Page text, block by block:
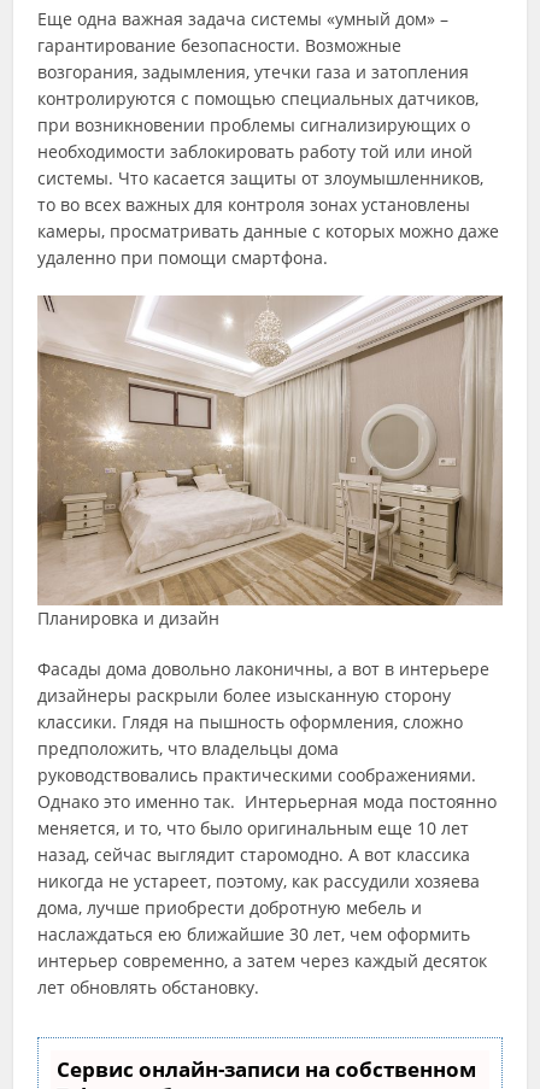
Еще одна важная задача системы «умный дом» –
гарантирование безопасности. Возможные
возгорания, задымления, утечки газа и затопления
контролируются с помощью специальных датчиков,
при возникновении проблемы сигнализирующих о
необходимости заблокировать работу той или иной
системы. Что касается защиты от злоумышленников,
то во всех важных для контроля зонах установлены
камеры, просматривать данные с которых можно даже
удаленно при помощи смартфона.
Планировка и дизайн
Фасады дома довольно лаконичны, а вот в интерьере
дизайнеры раскрыли более изысканную сторону
классики. Глядя на пышность оформления, сложно
предположить, что владельцы дома
руководствовались практическими соображениями.
Однако это именно так. Интерьерная мода постоянно
меняется, и то, что было оригинальным еще 10 лет
назад, сейчас выглядит старомодно. А вот классика
никогда не устареет, поэтому, как рассудили хозяева
дома, лучше приобрести добротную мебель и
наслаждаться ею ближайшие 30 лет, чем оформить
интерьер современно, а затем через каждый десяток
лет обновлять обстановку.
Сервис онлайн-записи на собственном